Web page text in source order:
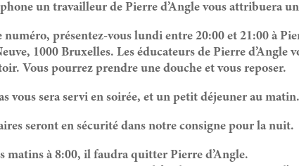
un travailleur de Pierre d’Angle vous attribuera
numéro, présentez-vous lundi entre 20:00 et 21:00 à
1000 Bruxelles. Les éducateurs de Pierre
Vous pourrez prendre une douche et vous reposer.
vous sera servi en soirée, et un petit déjeuner au matin.
seront en sécurité dans notre consigne pour la nuit.
matins à 8:00, il faudra quitter Pierre d’Angle.